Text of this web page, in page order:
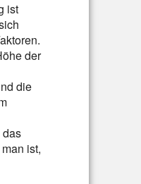
ist
der
die
das
ist,